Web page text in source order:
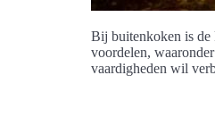
Bij buitenkoken is de
voordelen,
vaardigheden wil